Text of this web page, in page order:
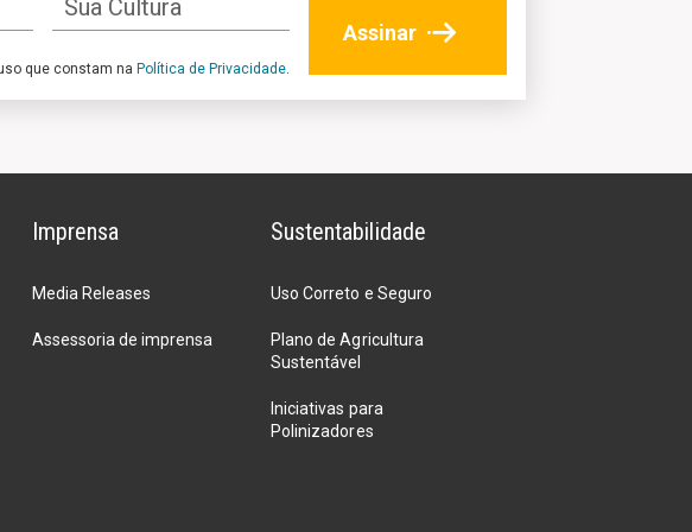
que constam na Política de Privacidade.
Imprensa
Media Releases
Assessoria de imprensa
Sustentabilidade
Uso Correto e Seguro
Plano de Agricultura
Sustentável
Iniciativas para
Polinizadores